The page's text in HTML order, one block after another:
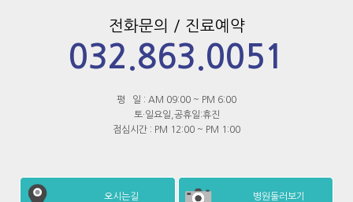
전화문의 / 진료예약
032.863.0051
평 일 : AM 09:00 ~ PM 6:00
토·일요일,공휴일:휴진
점심시간 : PM 12:00 ~ PM 1:00
오시는길 병원둘러보기